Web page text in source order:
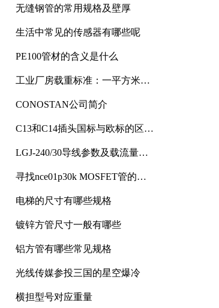
无缝钢管的常用规格及壁厚
生活中常见的传感器有哪些呢
PE100管材的含义是什么
工业厂房载重标准：一平方米能
CONOSTAN公司简介
C13和C14插头国标与欧标的区别
LGJ-240/30导线参数及载流量解
寻找nce01p30k MOSFET管的合
电梯的尺寸有哪些规格
镀锌方管尺寸一般有哪些
铝方管有哪些常见规格
光线传媒参投三国的星空爆冷
横担型号对应重量